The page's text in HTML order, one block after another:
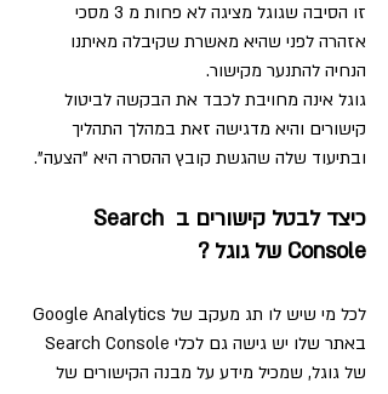
זו הסיבה שגוגל מציגה לא פחות מ 3 מסכי
אזהרה לפני שהיא מאשרת שקיבלה מאיתנו
הנחיה להתנער מקישור.
גוגל אינה מחויבת לכבד את הבקשה לביטול
קישורים והיא מדגישה זאת במהלך התהליך
ובתיעוד שלה שהגשת קובץ ההסרה היא "הצעה".
כיצד לבטל קישורים ב Search
Console של גוגל ?
של גוגל, שמכיל מידע על מבנה הקישורים של